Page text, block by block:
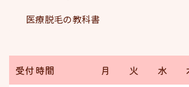
医療脱毛の教科書
受付時間 月 火 水